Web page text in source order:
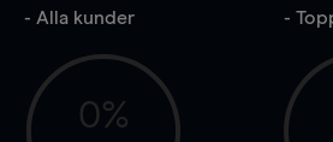
- Alla kunder
0%
-